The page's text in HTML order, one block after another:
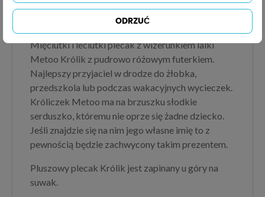
Plecak Królik Szaro-Różowy-
Mięciutki i leciutki plecak z wizerunkiem lalki
Metoo Królik z pudrowo różowym futerkiem.
Najlepszy przyjaciel w drodze do żłobka,
przedszkola lub podczas wakacyjnych wycieczek.
Króliczek Metoo ma na brzuszku słodkie
serduszko, któremu nie oprze się żadne dziecko.
Jeśli znajdzie się na nim jego własne imię to z
pewnością będzie zachwycony takim prezentem.
Pluszowy plecak Królik jest zapinany u góry na
suwak.
ODRZUĆ